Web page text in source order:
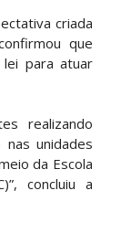
criada
que
lei para atuar
realizando
unidades
da Escola
concluiu a